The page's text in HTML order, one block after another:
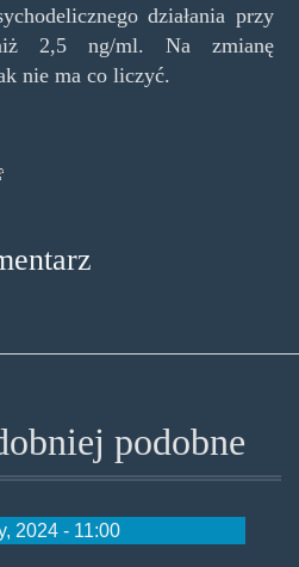
działania przy
2,5 ng/ml. Na zmianę
nie ma co liczyć.
podobne
2024 - 11:00